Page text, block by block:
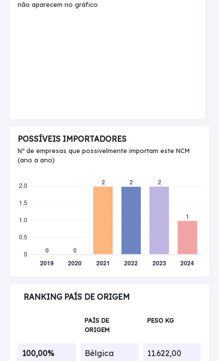
não aparecem no gráfico
POSSÍVEIS IMPORTADORES
Nº de empresas que possivelmente importam este NCM
(ano a ano)
RANKING PAÍS DE ORIGEM
PAÍS DE
ORIGEM
PESO KG
100,00% Bélgica 11.622,00